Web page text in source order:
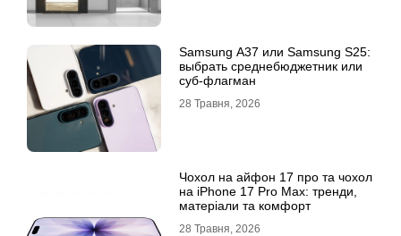
Samsung A37 или Samsung S25:
выбрать среднебюджетник или
суб-флагман
28 Травня, 2026
Чохол на айфон 17 про та чохол
на iPhone 17 Pro Max: тренди,
матеріали та комфорт
28 Травня, 2026